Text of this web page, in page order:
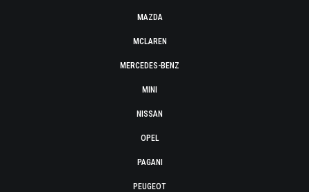
MAZDA
MCLAREN
MERCEDES-BENZ
MINI
NISSAN
OPEL
PAGANI
PEUGEOT